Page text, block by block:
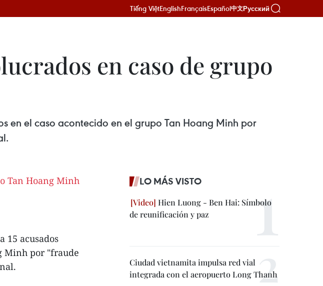
Tiếng ViệtEnglishFrançaisEspañol中文Русский
en caso de grupo
en el caso acontecido en el grupo Tan Hoang Minh por
15 acusados
Minh por "fraude
LO MÁS VISTO
Hien Luong - Ben Hai: Símbolo
de reunificación y paz
Ciudad vietnamita impulsa red vial
integrada con el aeropuerto Long Thanh